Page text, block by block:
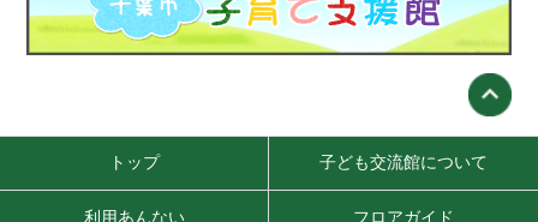
トップ 子ども交流館について
利用あんない フロアガイド